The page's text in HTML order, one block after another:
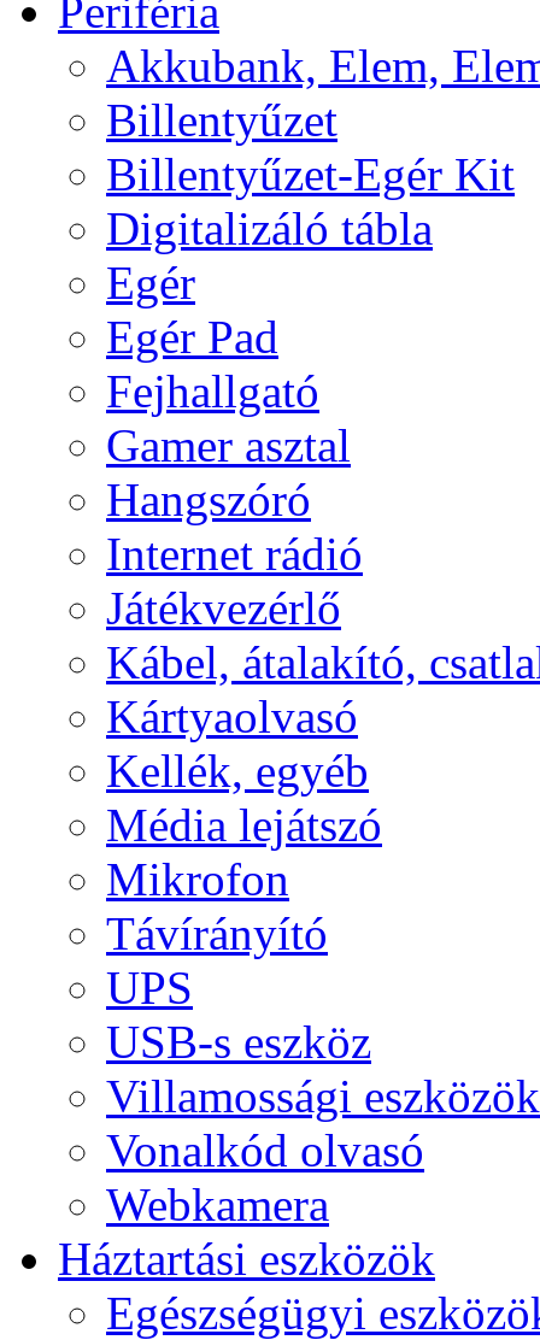
Periféria
Akkubank, Elem,
Billentyűzet
Billentyűzet-Egér Kit
Digitalizáló tábla
Egér
Egér Pad
Fejhallgató
Gamer asztal
Hangszóró
Internet rádió
Játékvezérlő
Kábel, átalakító,
Kártyaolvasó
Kellék, egyéb
Média lejátszó
Mikrofon
Távírányító
UPS
USB-s eszköz
Villamossági eszközök
Vonalkód olvasó
Webkamera
Háztartási eszközök
Egészségügyi